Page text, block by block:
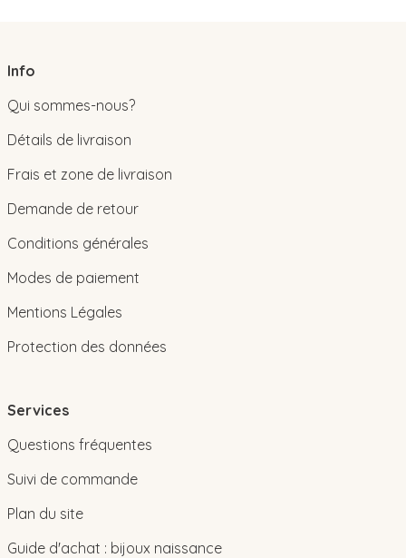
Info
Qui sommes-nous?
Détails de livraison
Frais et zone de livraison
Demande de retour
Conditions générales
Modes de paiement
Mentions Légales
Protection des données
Services
Questions fréquentes
Suivi de commande
Plan du site
Guide d'achat : bijoux naissance